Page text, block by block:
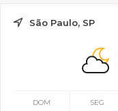
São Paulo, SP
DOM SEG